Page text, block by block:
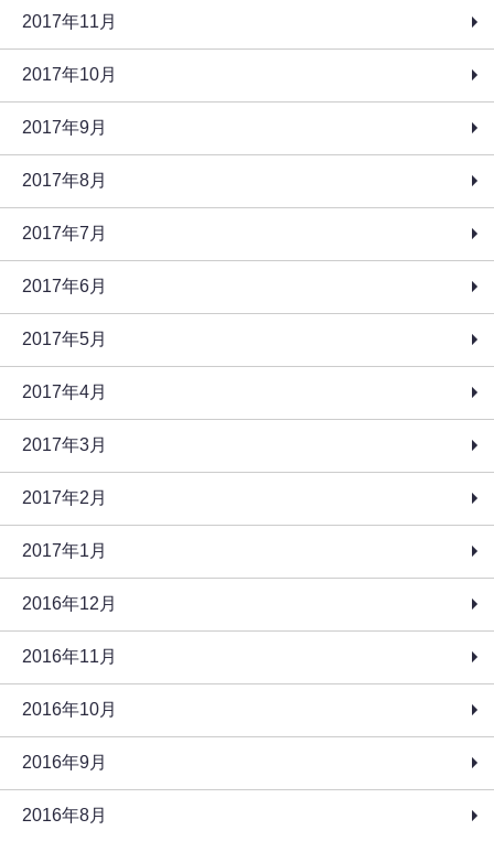
2017年11月
2017年10月
2017年9月
2017年8月
2017年7月
2017年6月
2017年5月
2017年4月
2017年3月
2017年2月
2017年1月
2016年12月
2016年11月
2016年10月
2016年9月
2016年8月